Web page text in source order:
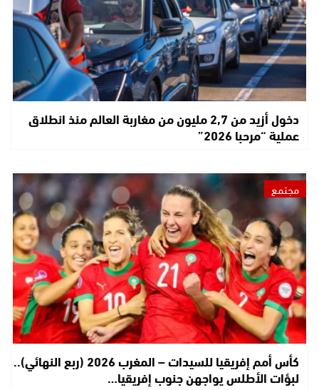
دخول أزيد من 2,7 مليون من مغاربة العالم منذ انطلاق
عملية “مرحبا 2026”
مجتمع
كأس أمم إفريقيا للسيدات – المغرب 2026 (ربع النهائي)..
لبؤات الأطلس يواجهن جنوب إفريقيا…